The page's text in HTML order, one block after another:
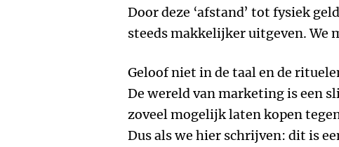
Door deze ‘afstand’ tot fysiek
steeds makkelijker uitgeven. We
Geloof niet in de taal en de
De wereld van marketing is een
zoveel mogelijk laten kopen
Dus als we hier schrijven: dit is